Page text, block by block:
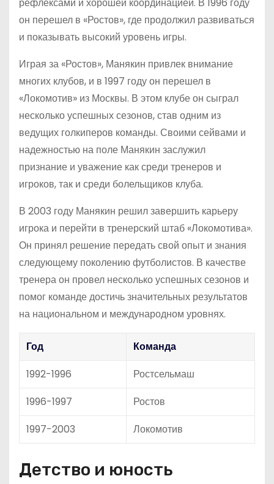
он перешел в «Ростов», где продолжил развиваться
и показывать высокий уровень игры.
Играя за «Ростов», Манякин привлек внимание
многих клубов, и в 1997 году он перешел в
«Локомотив» из Москвы. В этом клубе он сыграл
несколько успешных сезонов, став одним из
ведущих голкиперов команды. Своими сейвами и
надежностью на поле Манякин заслужил
признание и уважение как среди тренеров и
игроков, так и среди болельщиков клуба.
В 2003 году Манякин решил завершить карьеру
игрока и перейти в тренерский штаб «Локомотива».
Он принял решение передать свой опыт и знания
следующему поколению футболистов. В качестве
тренера он провел несколько успешных сезонов и
помог команде достичь значительных результатов
на национальном и международном уровнях.
Год
Команда
1992-1996
Ростсельмаш
1996-1997
Ростов
1997-2003
Локомотив
Детство и юность